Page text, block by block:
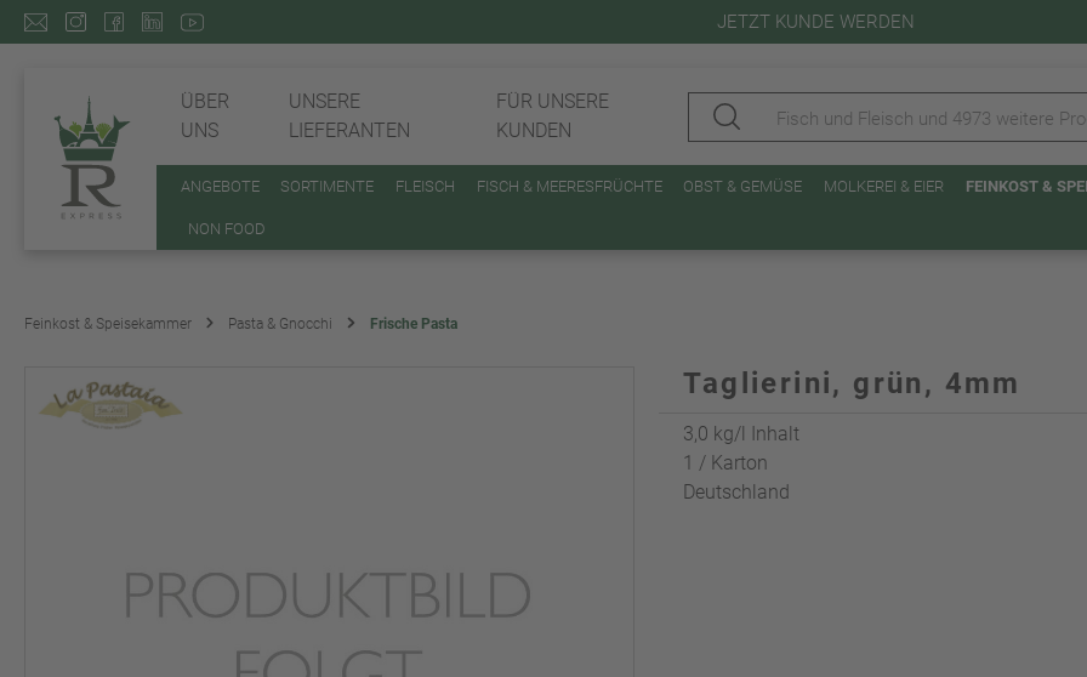
JETZT KUNDE WERDEN
ÜBER
UNS
UNSERE
LIEFERANTEN
FÜR UNSERE
KUNDEN
ANGEBOTE SORTIMENTE FLEISCH FISCH & MEERESFRÜCHTE OBST & GEMÜSE MOLKEREI & EIER FEINKOST &
NON FOOD
Feinkost & Speisekammer Pasta & Gnocchi Frische Pasta
Taglierini, grün, 4mm
3,0 kg/l Inhalt
1 / Karton
Deutschland